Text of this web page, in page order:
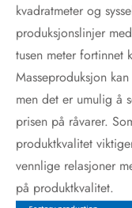
kvadratmeter og
produksjonslinjer
tusen meter fortinnet
Masseproduksjon
men det er umulig å
prisen på råvarer.
produktkvalitet
vennlige relasjoner
på produktkvalitet.